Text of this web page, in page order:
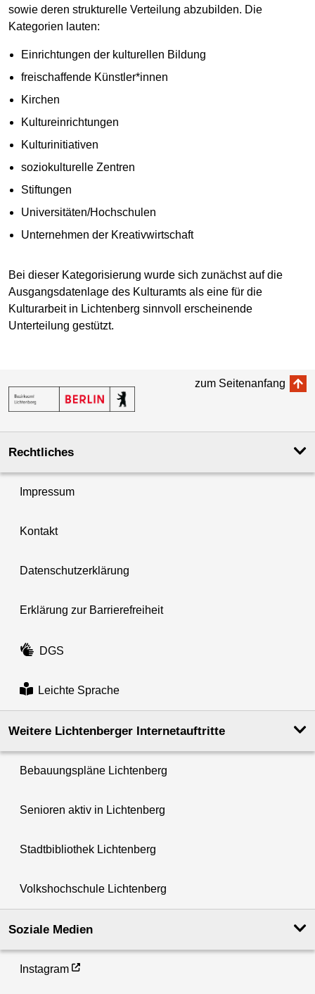
sowie deren strukturelle Verteilung abzubilden. Die
Kategorien lauten:
Einrichtungen der kulturellen Bildung
freischaffende Künstler*innen
Kirchen
Kultureinrichtungen
Kulturinitiativen
soziokulturelle Zentren
Stiftungen
Universitäten/Hochschulen
Unternehmen der Kreativwirtschaft
Bei dieser Kategorisierung wurde sich zunächst auf die
Ausgangsdatenlage des Kulturamts als eine für die
Kulturarbeit in Lichtenberg sinnvoll erscheinende
Unterteilung gestützt.
zum Seitenanfang
Rechtliches
Impressum
Kontakt
Datenschutzerklärung
Erklärung zur Barrierefreiheit
DGS
Leichte Sprache
Weitere Lichtenberger Internetauftritte
Bebauungspläne Lichtenberg
Senioren aktiv in Lichtenberg
Stadtbibliothek Lichtenberg
Volkshochschule Lichtenberg
Soziale Medien
Instagram